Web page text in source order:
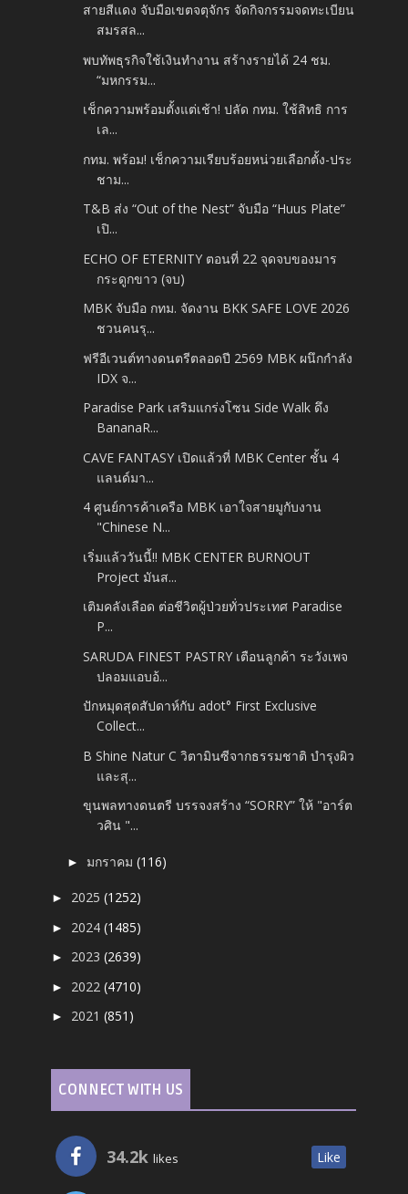
สายสีแดง จับมือเขตจตุจักร จัดกิจกรรมจดทะเบียน
สมรสล...
พบทัพธุรกิจใช้เงินทำงาน สร้างรายได้ 24 ชม.
“มหกรรม...
เช็กความพร้อมตั้งแต่เช้า! ปลัด กทม. ใช้สิทธิ การ
เล...
กทม. พร้อม! เช็กความเรียบร้อยหน่วยเลือกตั้ง-ประ
ชาม...
T&B ส่ง “Out of the Nest” จับมือ “Huus Plate”
เปิ...
ECHO OF ETERNITY ตอนที่ 22 จุดจบของมาร
กระดูกขาว (จบ)
MBK จับมือ กทม. จัดงาน BKK SAFE LOVE 2026
ชวนคนรุ...
ฟรีอีเวนต์ทางดนตรีตลอดปี 2569 MBK ผนึกกำลัง
IDX จ...
Paradise Park เสริมแกร่งโซน Side Walk ดึง
BananaR...
CAVE FANTASY เปิดแล้วที่ MBK Center ชั้น 4
แลนด์มา...
4 ศูนย์การค้าเครือ MBK เอาใจสายมูกับงาน
"Chinese N...
เริ่มแล้ววันนี้!! MBK CENTER BURNOUT
Project มันส...
เติมคลังเลือด ต่อชีวิตผู้ป่วยทั่วประเทศ Paradise
P...
SARUDA FINEST PASTRY เตือนลูกค้า ระวังเพจ
ปลอมแอบอ้...
ปักหมุดสุดสัปดาห์กับ adot° First Exclusive
Collect...
B Shine Natur C วิตามินซีจากธรรมชาติ บำรุงผิว
และสุ...
ขุนพลทางดนตรี บรรจงสร้าง “SORRY” ให้ "อาร์ต
วศิน "...
► มกราคม(116)
► 2025(1252)
► 2024(1485)
► 2023(2639)
► 2022(4710)
► 2021(851)
CONNECT WITH US
34.2k likes Like